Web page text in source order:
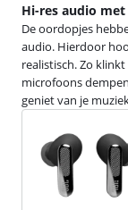
Hi-res audio
De oordopjes
audio. Hierdoor
realistisch. Zo
microfoons
geniet van je
Beoordeling is 8,6 van